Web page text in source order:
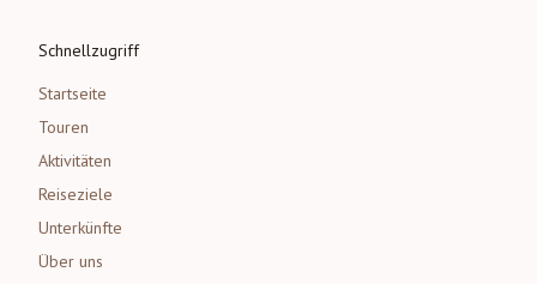
Schnellzugriff
Startseite
Touren
Aktivitäten
Reiseziele
Unterkünfte
Über uns